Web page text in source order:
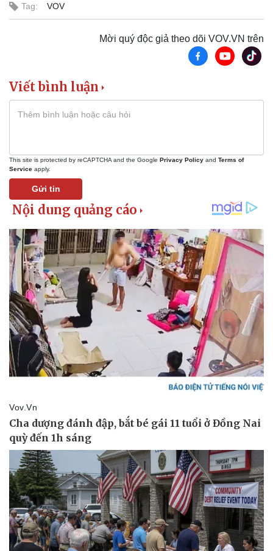
Thông tin doanh nghiệp
Vì cộng đồng
Sành điệu
Tin Công nghệ
Sức khỏe
Dinh dưỡng - món ngon
Cây thuốc
Sản phụ khoa
Nhi khoa
Đời sống
Nhà đẹp
Blog
Tình yêu - Gia đình
Tag: VOV
Mời quý độc giả theo dõi VOV.VN trên
Viết bình luận
This site is protected by reCAPTCHA and the Google Privacy Policy and Terms of
Service apply.
Gửi tin